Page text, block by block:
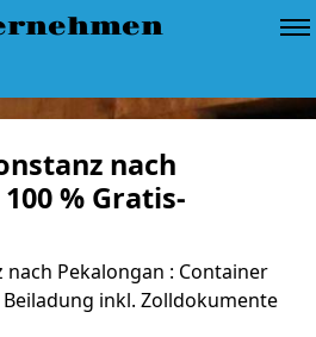
nach
% Gratis-
Pekalongan : Container
inkl. Zolldokumente